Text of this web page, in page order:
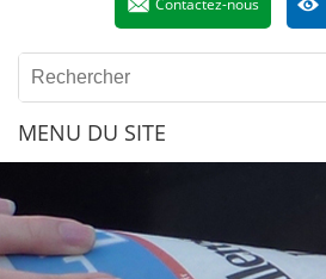
Contactez-nous
MENU DU SITE